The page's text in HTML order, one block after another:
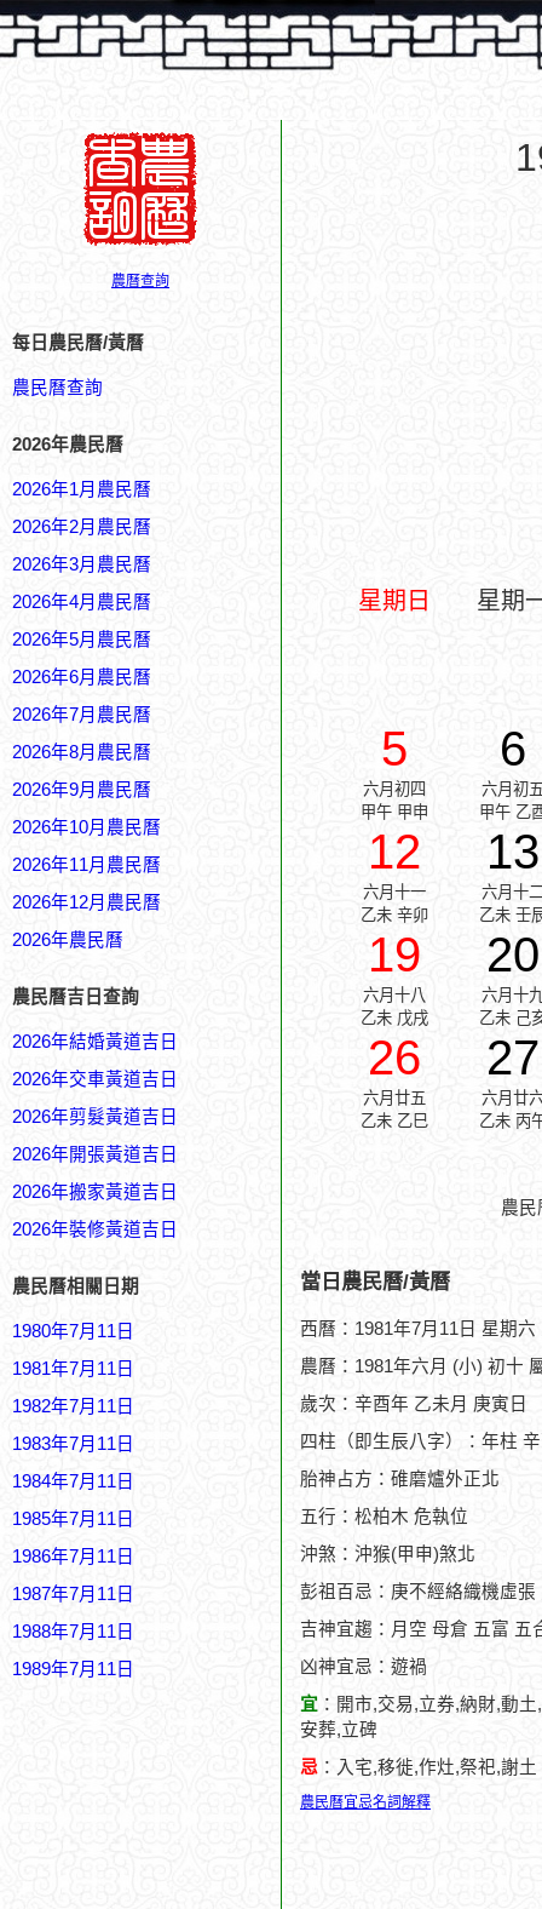
農曆查詢
每日農民曆/黃曆
農民曆查詢
2026年農民曆
2026年1月農民曆
2026年2月農民曆
2026年3月農民曆
2026年4月農民曆
2026年5月農民曆
2026年6月農民曆
2026年7月農民曆
2026年8月農民曆
2026年9月農民曆
2026年10月農民曆
2026年11月農民曆
2026年12月農民曆
2026年農民曆
農民曆吉日查詢
2026年結婚黃道吉日
2026年交車黃道吉日
2026年剪髮黃道吉日
2026年開張黃道吉日
2026年搬家黃道吉日
2026年裝修黃道吉日
農民曆相關日期
1980年7月11日
1981年7月11日
1982年7月11日
1983年7月11日
1984年7月11日
1985年7月11日
1986年7月11日
1987年7月11日
1988年7月11日
1989年7月11日
星期日 星期
5
六月初四
甲午 甲申
6
六月初
甲午 乙
12
六月十一
乙未 辛卯
13
六月十
乙未 壬
19
六月十八
乙未 戊戌
20
六月十
乙未 己
26
六月廿五
乙未 乙巳
27
六月廿
乙未 丙
農
當日農民曆/黃曆
西曆：1981年7月11日 星期六
農曆：1981年六月 (小) 初十
歲次：辛酉年 乙未月 庚寅日
四柱（即生辰八字）：年柱
胎神占方：碓磨爐外正北
五行：松柏木 危執位
沖煞：沖猴(甲申)煞北
彭祖百忌：庚不經絡織機虛
吉神宜趨：月空 母倉 五富 五
凶神宜忌：遊禍
宜 ：開市,交易,立券,納財,動
安葬,立碑
忌 ：入宅,移徙,作灶,祭祀,謝土
農民曆宜忌名詞解釋